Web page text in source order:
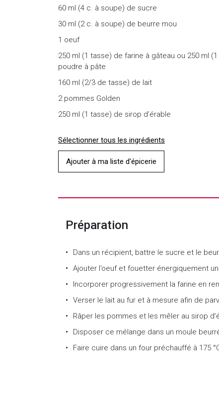
60 ml (4 c. à soupe) de sucre
30 ml (2 c. à soupe) de beurre mou
1 oeuf
250 ml (1 tasse) de farine à gâteau ou 250 ml
poudre à pâte
160 ml (2/3 de tasse) de lait
2 pommes Golden
250 ml (1 tasse) de sirop d’érable
Sélectionner tous les ingrédients
Ajouter à ma liste d'épicerie
Préparation
Dans un récipient, battre le sucre et le
Ajouter l’oeuf et fouetter énergiquement
Incorporer progressivement la farine en
Verser le lait au fur et à mesure afin de
Râper les pommes et les mêler au sirop
Disposer ce mélange dans un moule
Faire cuire dans un four préchauffé à 175